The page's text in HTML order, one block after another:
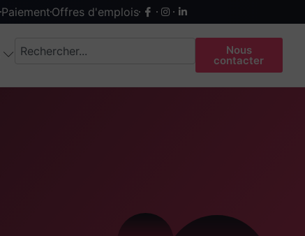
Paiement Offres d'emplois
Nous
contacter